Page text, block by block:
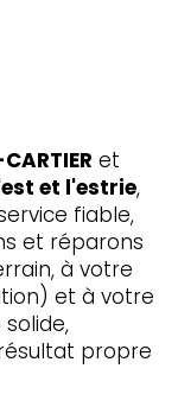
et
et l'estrie,
fiable,
et réparons
à votre
et à votre
propre